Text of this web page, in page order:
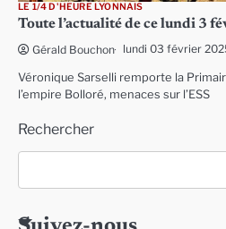
LE 1/4 D'HEURE LYONNAIS
Toute l’actualité de ce lundi 3
Gérald Bouchon lundi 03 février
Véronique Sarselli remporte la
l’empire Bolloré, menaces sur l’ESS
Rechercher